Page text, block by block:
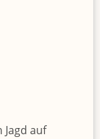
auf